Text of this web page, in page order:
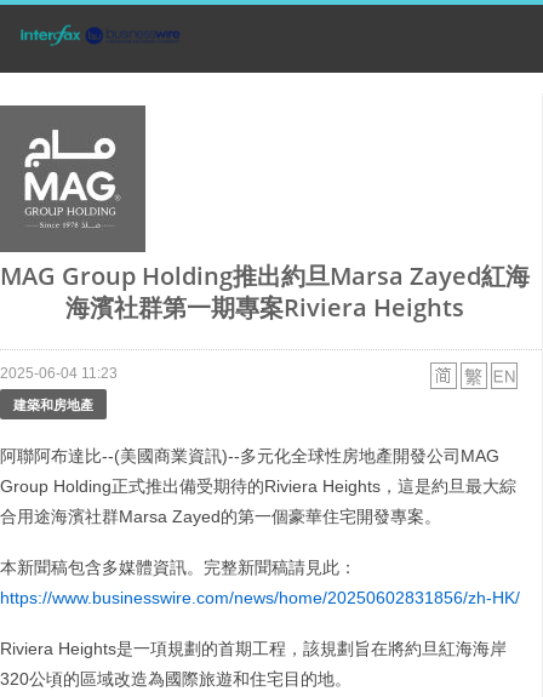
MAG Group Holding推出約旦Marsa Zayed紅海
海濱社群第一期專案Riviera Heights
2025-06-04 11:23
建築和房地產
阿聯阿布達比--(美國商業資訊)--多元化全球性房地產開發公司MAG
Group Holding正式推出備受期待的Riviera Heights，這是約旦最大綜
合用途海濱社群Marsa Zayed的第一個豪華住宅開發專案。
本新聞稿包含多媒體資訊。完整新聞稿請見此：
https://www.businesswire.com/news/home/20250602831856/zh-HK/
Riviera Heights是一項規劃的首期工程，該規劃旨在將約旦紅海海岸
320公頃的區域改造為國際旅遊和住宅目的地。